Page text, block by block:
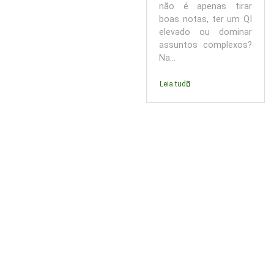
não é apenas tirar
boas notas, ter um QI
elevado ou dominar
assuntos complexos?
Na...
Leia tudo